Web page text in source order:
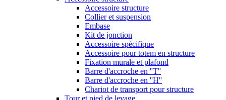
Accessoire structure
Collier et suspension
Embase
Kit de jonction
Accessoire spécifique
Accessoire pour totem en structure
Fixation murale et plafond
Barre d'accroche en ''T''
Barre d'accroche en ''H''
Chariot de transport pour structure